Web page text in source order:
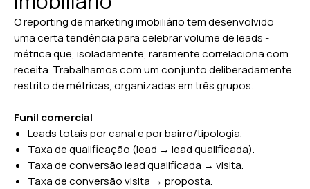
O reporting de marketing imobiliário tem desenvolvido
uma certa tendência para celebrar volume de leads -
métrica que, isoladamente, raramente correlaciona com
receita. Trabalhamos com um conjunto deliberadamente
restrito de métricas, organizadas em três grupos.
Funil comercial
Leads totais por canal e por bairro/tipologia.
Taxa de qualificação (lead → lead qualificada).
Taxa de conversão lead qualificada → visita.
Taxa de conversão visita → proposta.